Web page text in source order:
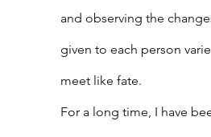
and observing the
given to each person
meet like fate.
For a long time, I have